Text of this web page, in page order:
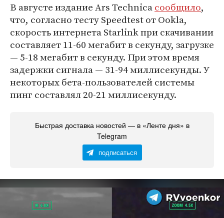
В августе издание Ars Technicaсообщило,
что, согласно тесту Speedtest от Ookla,
скорость интернета Starlink при скачивании
составляет 11-60 мегабит в секунду, загрузке
— 5-18 мегабит в секунду. При этом время
задержки сигнала — 31-94 миллисекунды. У
некоторых бета-пользователей системы
пинг составлял 20-21 миллисекунду.
Быстрая доставка новостей — в «Ленте дня» в
Telegram
подписаться